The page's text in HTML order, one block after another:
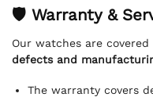
🛡 Warranty &
Our watches are
defects and
The warranty covers